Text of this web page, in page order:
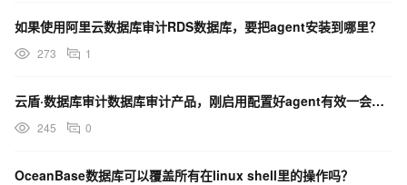
如果使用阿里云数据库审计RDS数据库，要把agent安装到哪里？
273 1
云盾·数据库审计数据库审计产品，刚启用配置好agent有效一会，然后后续就一直无效帮忙看下什么问题？
245 0
OceanBase数据库可以覆盖所有在linux shell里的操作吗？